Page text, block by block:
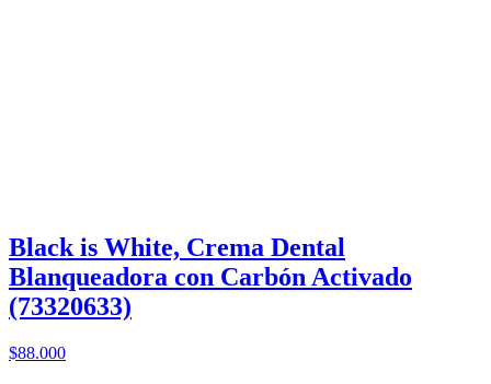
Black is White, Crema Dental
Blanqueadora con Carbón Activado
(73320633)
$88.000